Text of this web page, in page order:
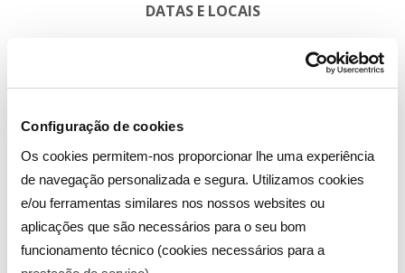
Configuração de cookies
Os cookies permitem-nos proporcionar lhe uma experiência
de navegação personalizada e segura. Utilizamos cookies
e/ou ferramentas similares nos nossos websites ou
aplicações que são necessários para o seu bom
funcionamento técnico (cookies necessários para a
DATAS E LOCAIS
Albufeira – 15 de Junho – Marina de Albufeira
Oeiras – 28, 29 e 30 de Junho – Parque dos Poetas
Matosinhos – 13 e 14 de Julho – Estádio do Mar
Figueira da Foz – 20 de Julho – Estádio Municipal José
Bento Pessoa